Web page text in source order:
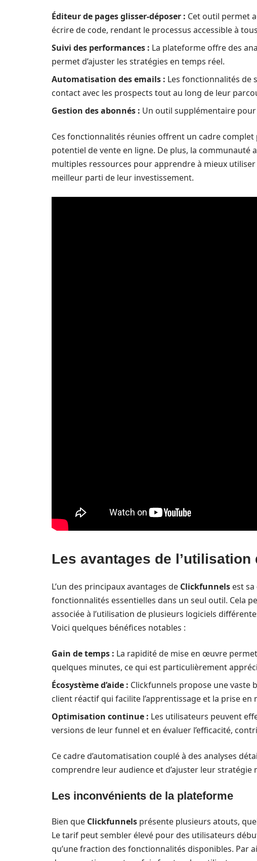
Éditeur de pages glisser-déposer : Cet outil permet
écrire de code, rendant le processus accessible à
Suivi des performances : La plateforme offre des
permet d’ajuster les stratégies en temps réel.
Automatisation des emails : Les fonctionnalités de
contact avec les prospects tout au long de leur
Gestion des abonnés : Un outil supplémentaire
Ces fonctionnalités réunies offrent un cadre
potentiel de vente en ligne. De plus, la communauté
multiples ressources pour apprendre à mieux
meilleur parti de leur investissement.
Les avantages de
L’un des principaux avantages de Clickfunnels est
fonctionnalités essentielles dans un seul outil. Cela
associée à l’utilisation de plusieurs logiciels
Voici quelques bénéfices notables :
Gain de temps : La rapidité de mise en œuvre
quelques minutes, ce qui est particulièrement
Écosystème d’aide : Clickfunnels propose une vaste
client réactif qui facilite l’apprentissage et la prise en
Optimisation continue : Les utilisateurs peuvent
versions de leur funnel et en évaluer l’efficacité,
Ce cadre d’automatisation couplé à des analyses
comprendre leur audience et d’ajuster leur stratégie
Les inconvénients de la plateforme
Bien que Clickfunnels présente plusieurs atouts,
Le tarif peut sembler élevé pour des utilisateurs
qu’une fraction des fonctionnalités disponibles. Par